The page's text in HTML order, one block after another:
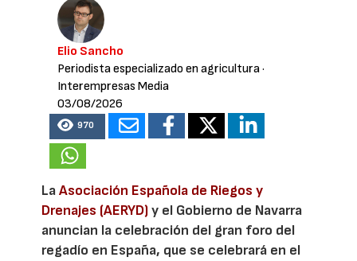
Elio Sancho
Periodista especializado en agricultura·
Interempresas Media
03/08/2026
970
LaAsociación Española de Riegos y
Drenajes (AERYD)y el Gobierno de Navarra
anuncian la celebración del gran foro del
regadío en España, que se celebrará en el